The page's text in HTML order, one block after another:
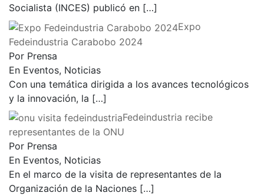
Socialista (INCES) publicó en […]
Expo
Fedeindustria Carabobo 2024
Por Prensa
En Eventos, Noticias
Con una temática dirigida a los avances tecnológicos
y la innovación, la […]
Fedeindustria recibe
representantes de la ONU
Por Prensa
En Eventos, Noticias
En el marco de la visita de representantes de la
Organización de la Naciones […]